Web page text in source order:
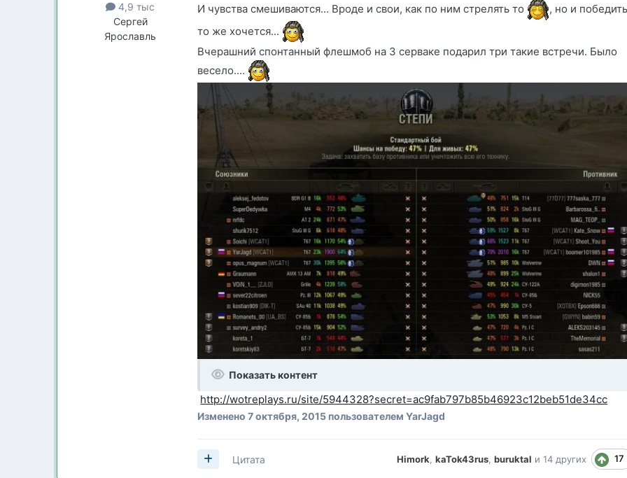
4,9 тыс
Сергей
Ярославль
И чувства смешиваются... Вроде и свои, как по ним стрелять то
, но и
то же хочется...
Вчерашний спонтанный флешмоб на 3 серваке подарил три такие встречи. Было
весело....
Показать контент
http://wotreplays.ru/site/5944328?secret=ac9fab797b85b46923c12beb51de34cc
Изменено7 октября, 2015 пользователем YarJagd
Himork,kaTok43rus,buruktal и14 других 17
Цитата